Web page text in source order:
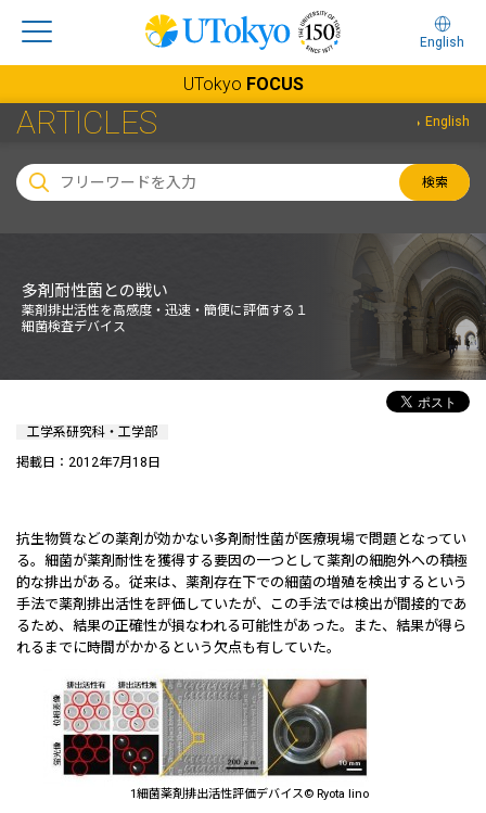
English
UTokyo FOCUS
ARTICLES English
検索
多剤耐性菌との戦い
薬剤排出活性を高感度・迅速・簡便に評価する１
細菌検査デバイス
工学系研究科・工学部
掲載日：2012年7月18日
抗生物質などの薬剤が効かない多剤耐性菌が医療現場で問題となってい
る。細菌が薬剤耐性を獲得する要因の一つとして薬剤の細胞外への積極
的な排出がある。従来は、薬剤存在下での細菌の増殖を検出するという
手法で薬剤排出活性を評価していたが、この手法では検出が間接的であ
るため、結果の正確性が損なわれる可能性があった。また、結果が得ら
れるまでに時間がかかるという欠点も有していた。
1細菌薬剤排出活性評価デバイス© Ryota Iino